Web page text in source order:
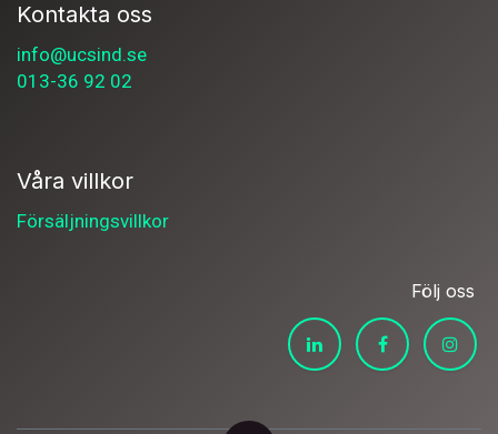
Kontakta oss
info@ucsind.se
013-36 92 02
Våra villkor
Försäljningsvillkor
Följ oss